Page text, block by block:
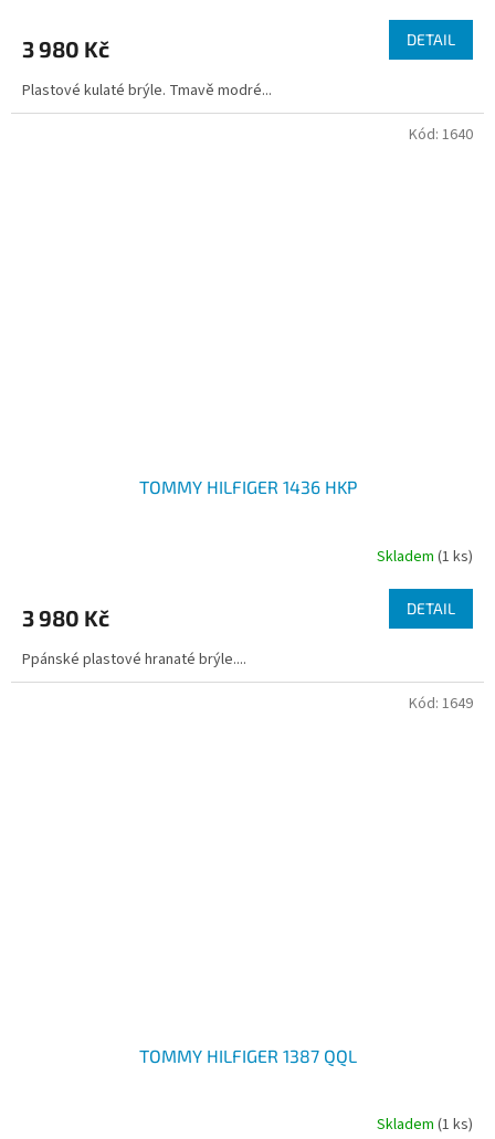
3 980 Kč DETAIL
Plastové kulaté brýle. Tmavě modré...
TOMMY HILFIGER 1436 HKP
Skladem (1 ks)
3 980 Kč DETAIL
Ppánské plastové hranaté brýle....
Kód: 1640
TOMMY HILFIGER 1387 QQL
Skladem (1 ks)
Kód: 1649